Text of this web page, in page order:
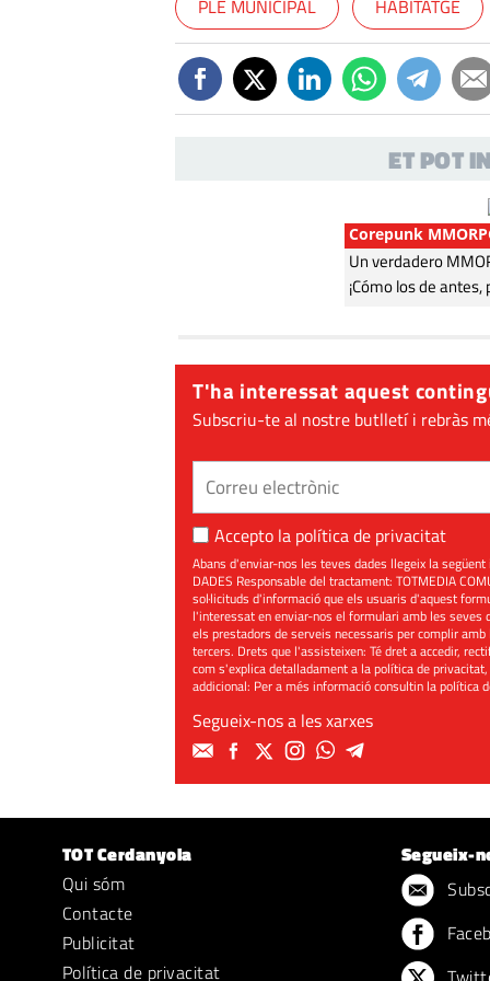
PLE MUNICIPAL HABITATGE
ET POT
Corepunk
Un verdadero
¡Cómo los de
T'ha interessat aquest
Subscriu-te al nostre butlletí i rebràs
Accepto la política de privacitat
Abans d'enviar-nos les teves dades llegeix la següent
DADES Responsable del tractament: TOTMEDIA
sol·licituds d'informació que els usuaris d'aquest
l'interessat en enviar-nos el formulari amb les
els prestadors de serveis necessaris per complir
tercers. Drets que l'assisteixen: Té dret a accedir,
com s'explica detalladament a la política de
addicional: Per a més informació consultin lapolítica
Segueix-nos a les xarxes
TOT Cerdanyola
Qui sóm
Contacte
Publicitat
Política de privacitat
Segueix-